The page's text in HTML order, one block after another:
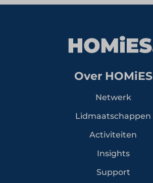
Over HOMiES
Netwerk
Lidmaatschappen
Activiteiten
Insights
Support